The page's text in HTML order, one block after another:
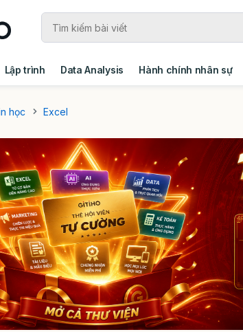
Lập trình Data Analysis Hành chính nhân sự
học Excel